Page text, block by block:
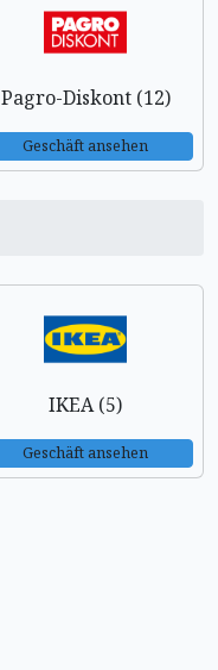
Pagro-Diskont (12)
Geschäft ansehen
IKEA (5)
Geschäft ansehen